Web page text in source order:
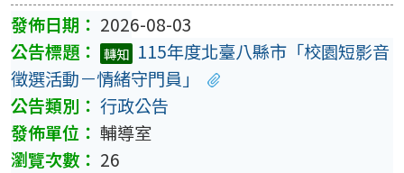
2026-08-03
轉知 115年度北臺八縣市「校園短影音
徵選活動－情緒守門員」
行政公告
輔導室
26